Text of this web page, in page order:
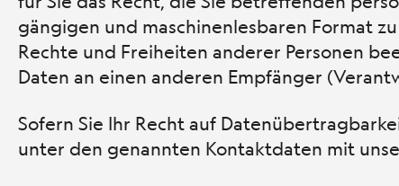
gängigen und maschinenlesbaren Format
Rechte und Freiheiten anderer Personen
Daten an einen anderen Empfänger
Sofern Sie Ihr Recht auf
unter den genannten Kontaktdaten mit